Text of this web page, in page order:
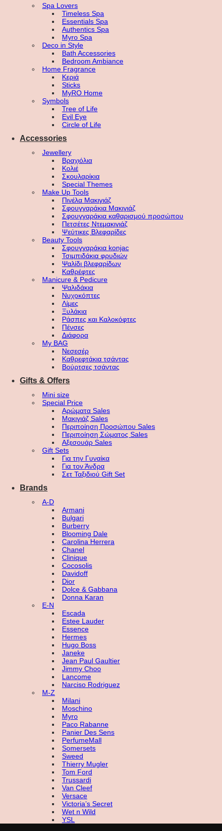
Spa Lovers
Timeless Spa
Essentials Spa
Authentics Spa
Myro Spa
Deco in Style
Bath Accessories
Bedroom Ambiance
Home Fragrance
Κεριά
Sticks
MyRO Home
Symbols
Tree of Life
Evil Eye
Circle of Life
Accessories
Jewellery
Βραχιόλια
Κολιέ
Σκουλαρίκια
Special Themes
Make Up Tools
Πινέλα Μακιγιάζ
Σφουγγαράκια Μακιγιάζ
Σφουγγαράκια καθαρισμού προσώπου
Πετσέτες Ντεμακιγιάζ
Ψεύτικες Βλεφαρίδες
Beauty Tools
Σφουγγαράκια konjac
Τσιμπιδάκια φρυδιών
Ψαλίδι βλεφαρίδων
Καθρέφτες
Manicure & Pedicure
Ψαλιδάκια
Νυχοκόπτες
Λίμες
Ξυλάκια
Ράσπες και Καλοκόφτες
Πένσες
Διάφορα
My BAG
Νεσεσέρ
Καθρεφτάκια τσάντας
Βούρτσες τσάντας
Gifts & Offers
Mini size
Special Price
Αρώματα Sales
Μακιγιάζ Sales
Περιποίηση Προσώπου Sales
Περιποίηση Σώματος Sales
Αξεσουάρ Sales
Gift Sets
Για την Γυναίκα
Για τον Άνδρα
Σετ Ταξιδιού Gift Set
Brands
A-D
Armani
Bulgari
Burberry
Blooming Dale
Carolina Herrera
Chanel
Clinique
Cocosolis
Davidoff
Dior
Dolce & Gabbana
Donna Karan
E-N
Escada
Estee Lauder
Essence
Hermes
Hugo Boss
Janeke
Jean Paul Gaultier
Jimmy Choo
Lancome
Narciso Rodriguez
M-Z
Milani
Moschino
Myro
Paco Rabanne
Panier Des Sens
PerfumeMall
Somersets
Sweed
Thierry Mugler
Tom Ford
Trussardi
Van Cleef
Versace
Victoria’s Secret
Wet n Wild
YSL